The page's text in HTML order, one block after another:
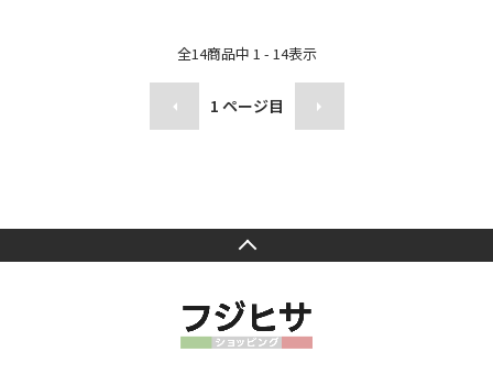
全14商品中 1 - 14表示
1 ページ目